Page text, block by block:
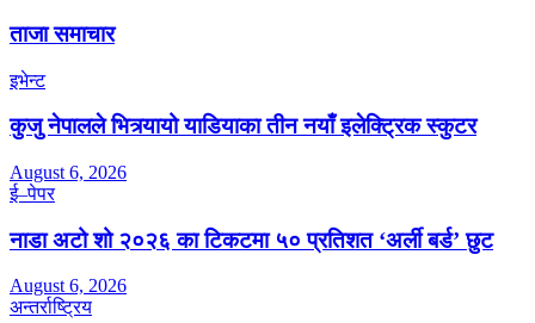
ताजा समाचार
इभेन्ट
कुजु नेपालले भित्र्यायो याडियाका तीन नयाँ इलेक्ट्रिक स्कुटर
August 6, 2026
ई–पेपर
नाडा अटो शो २०२६ का टिकटमा ५० प्रतिशत ‘अर्ली बर्ड’ छुट
August 6, 2026
अन्तर्राष्ट्रिय